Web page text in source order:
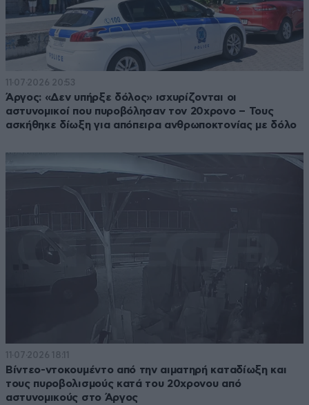
11·07·2026 20:53
Άργος: «Δεν υπήρξε δόλος» ισχυρίζονται οι
αστυνομικοί που πυροβόλησαν τον 20χρονο – Τους
ασκήθηκε δίωξη για απόπειρα ανθρωποκτονίας με δόλο
11·07·2026 18:11
Βίντεο-ντοκουμέντο από την αιματηρή καταδίωξη και
τους πυροβολισμούς κατά του 20χρονου από
αστυνομικούς στο Άργος